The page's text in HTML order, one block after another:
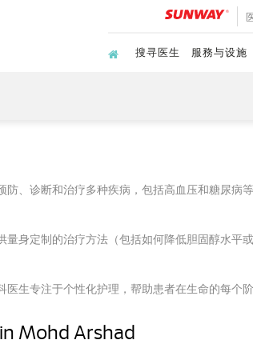
搜寻医生 服務与设施
、诊断和治疗多种疾病，包括高血压和糖尿病
身定制的治疗方法（包括如何降低胆固醇水平
生专注于个性化护理，帮助患者在生命的每个
Mohd Arshad